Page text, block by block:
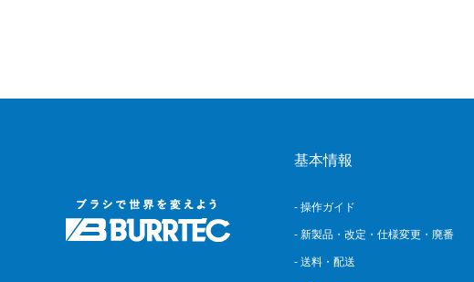
基本情報
- 操作ガイド
- 新製品・改定・仕様変更・廃番
- 送料・配送